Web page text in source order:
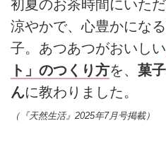
初夏のお茶時間にいた
涼やかで、心豊かにな
子。あつあつがおいしい
ト」のつくり方を、 菓
んに教わりました。
（『天然生活』2025年7月号掲載）